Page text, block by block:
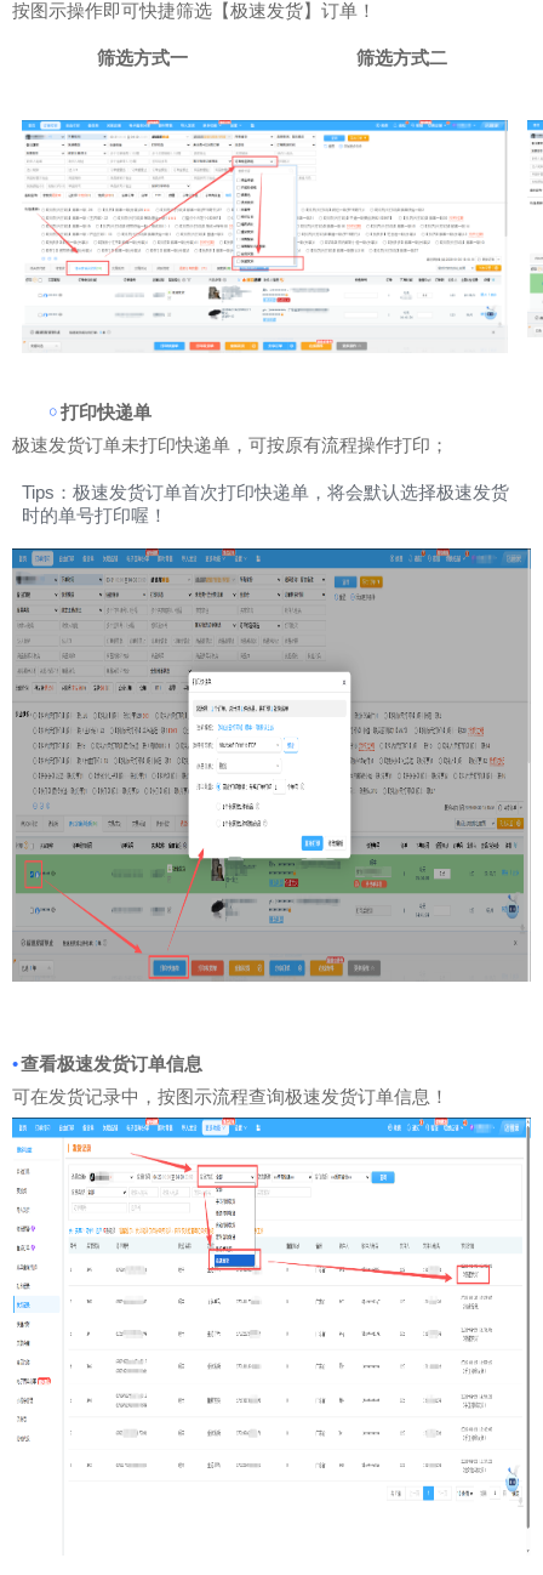
按图示操作即可快捷筛选【极速发货】订单！
筛选方式一 筛选方式二
￮打印快递单
极速发货订单未打印快递单，可按原有流程操作打印；
Tips ：极速发货订单首次打印快递单，将会默认选择极速发货
时的单号打印喔！
•查看极速发货订单信息
可在发货记录中，按图示流程查询极速发货订单信息！